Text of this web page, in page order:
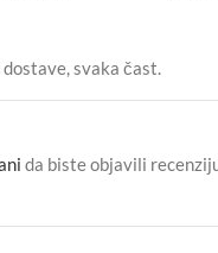
svaka čast.
da biste objavili